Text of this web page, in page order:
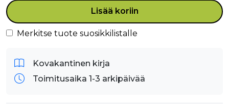
Lisää koriin
Merkitse tuote suosikkilistalle
Kovakantinen kirja
Toimitusaika 1-3 arkipäivää